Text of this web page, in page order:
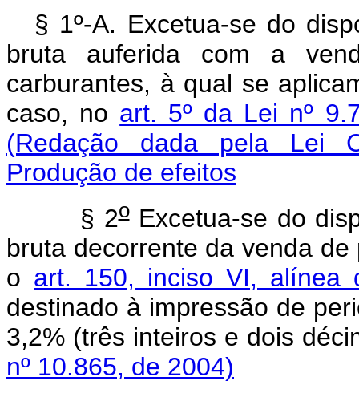
§ 1º-A. Excetua-se do
bruta auferida com a
carburantes, à qual se
caso, no art. 5º da Lei nº
(Redação dada pela Lei
Produção de efeitos
§ 2oExcetua-se do
bruta decorrente da venda
o art. 150, inciso VI, alínea
destinado à impressão de
3,2% (três inteiros e dois
nº 10.865, de 2004)